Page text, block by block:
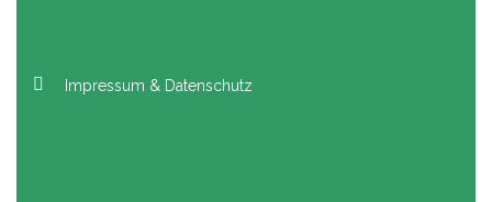
Impressum & Datenschutz